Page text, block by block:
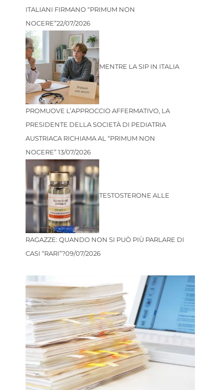
ITALIANI FIRMANO “PRIMUM NON
NOCERE”22/07/2026
MENTRE LA SIP IN ITALIA
PROMUOVE L’APPROCCIO AFFERMATIVO, LA
PRESIDENTE DELLA SOCIETÀ DI PEDIATRIA
AUSTRIACA RICHIAMA AL “PRIMUM NON
NOCERE”13/07/2026
TESTOSTERONE ALLE
RAGAZZE: QUANDO NON SI PUÒ PIÙ PARLARE DI
CASI “RARI”?09/07/2026